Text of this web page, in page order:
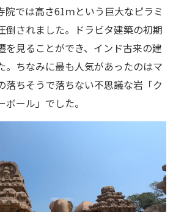
院では高さ61ｍという巨大なピラミ
倒されました。ドラビタ建築の初期
を見ることができ、インド古来の建
。ちなみに最も人気があったのはマ
落ちそうで落ちない不思議な岩「ク
ール」でした。